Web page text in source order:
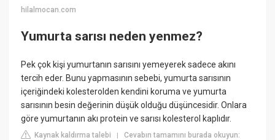
hilalmocan.com
Yumurta sarısı neden yenmez?
Pek çok kişi yumurtanın sarısını yemeyerek sadece akını
tercih eder. Bunu yapmasının sebebi, yumurta sarısının
içeriğindeki kolesterolden kendini koruma ve yumurta
sarısının besin değerinin düşük olduğu düşüncesidir. Onlara
göre yumurtanın akı protein ve sarısı kolesterol kaplıdır.
Kaynak kaldırma talebi |Cevabın tamamını burada okuyun: